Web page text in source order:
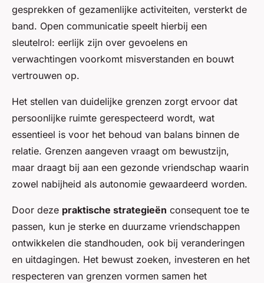
gesprekken of gezamenlijke activiteiten, versterkt de
band. Open communicatie speelt hierbij een
sleutelrol: eerlijk zijn over gevoelens en
verwachtingen voorkomt misverstanden en bouwt
vertrouwen op.
Het stellen van duidelijke grenzen zorgt ervoor dat
persoonlijke ruimte gerespecteerd wordt, wat
essentieel is voor het behoud van balans binnen de
relatie. Grenzen aangeven vraagt om bewustzijn,
maar draagt bij aan een gezonde vriendschap waarin
zowel nabijheid als autonomie gewaardeerd worden.
Door deze praktische strategieën consequent toe te
passen, kun je sterke en duurzame vriendschappen
ontwikkelen die standhouden, ook bij veranderingen
en uitdagingen. Het bewust zoeken, investeren en het
respecteren van grenzen vormen samen het